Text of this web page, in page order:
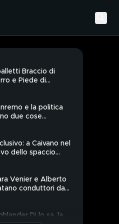
Braccio di
e Piede di
e la politica
due cose
a Caivano nel
dello spaccio
Venier e Alberto
conduttori da
Dj lo sa, la